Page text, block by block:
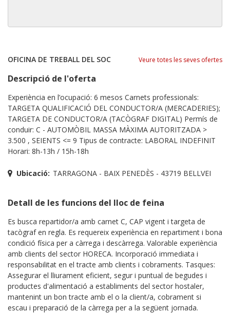
OFICINA DE TREBALL DEL SOC Veure totes les seves ofertes
Descripció de l'oferta
Experiència en l’ocupació: 6 mesos Carnets professionals:
TARGETA QUALIFICACIÓ DEL CONDUCTOR/A (MERCADERIES);
TARGETA DE CONDUCTOR/A (TACÒGRAF DIGITAL) Permís de
conduir: C - AUTOMÒBIL MASSA MÀXIMA AUTORITZADA >
3.500 , SEIENTS <= 9 Tipus de contracte: LABORAL INDEFINIT
Horari: 8h-13h / 15h-18h
Ubicació: TARRAGONA - BAIX PENEDÈS - 43719 BELLVEI
Detall de les funcions del lloc de feina
Es busca repartidor/a amb carnet C, CAP vigent i targeta de
tacògraf en regla. Es requereix experiència en repartiment i bona
condició física per a càrrega i descàrrega. Valorable experiència
amb clients del sector HORECA. Incorporació immediata i
responsabilitat en el tracte amb clients i cobraments. Tasques:
Assegurar el lliurament eficient, segur i puntual de begudes i
productes d'alimentació a establiments del sector hostaler,
mantenint un bon tracte amb el o la client/a, cobrament si
escau i preparació de la càrrega per a la següent jornada.